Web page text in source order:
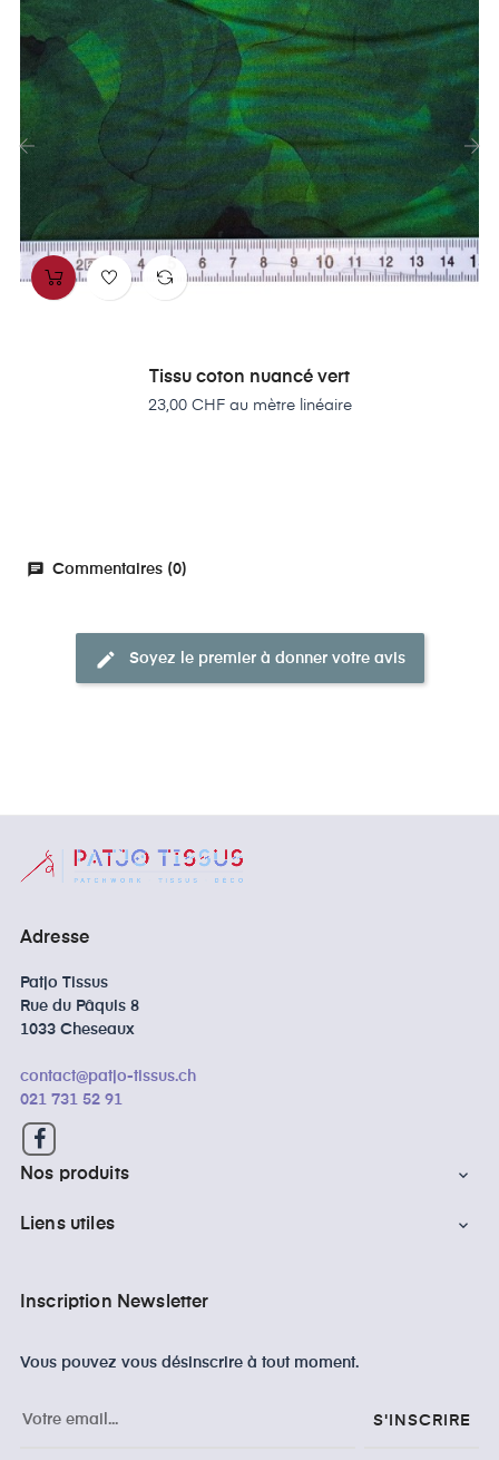
Tissu coton nuancé vert
Prix
23,00 CHF au mètre linéaire
›
chat Commentaires (0)
edit Soyez le premier à donner votre avis
Adresse
Patjo Tissus
Rue du Pâquis 8
1033 Cheseaux
contact@patjo-tissus.ch
021 731 52 91
Nos produits 
Liens utiles 
Inscription Newsletter
Vous pouvez vous désinscrire à tout moment.
S'INSCRIRE